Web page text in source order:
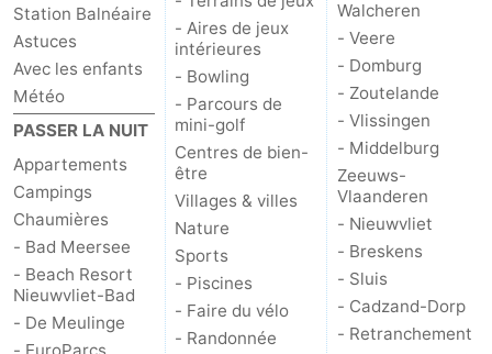
Veere
-
Domburg
-
Zoutelande
-
Vlissingen
-
Middelburg
Zeeuws-
Vlaanderen
-
Nieuwvliet
Station Balnéaire
Astuces
Avec les enfants
Météo
PASSER LA NUIT
Appartements
Campings
Chaumières
- Bad Meersee
- Beach Resort
Nieuwvliet-Bad
- De Meulinge
- Aires de jeux
intérieures
- Bowling
- Parcours de
mini-golf
Centres de bien-
être
Villages & villes
Nature
Sports
- Piscines
- Faire du vélo
- Randonnée
Walcheren
- Veere
- Domburg
- Zoutelande
- Vlissingen
- Middelburg
Zeeuws-
Vlaanderen
- Nieuwvliet
- Breskens
- Sluis
- Cadzand-Dorp
- Retranchement